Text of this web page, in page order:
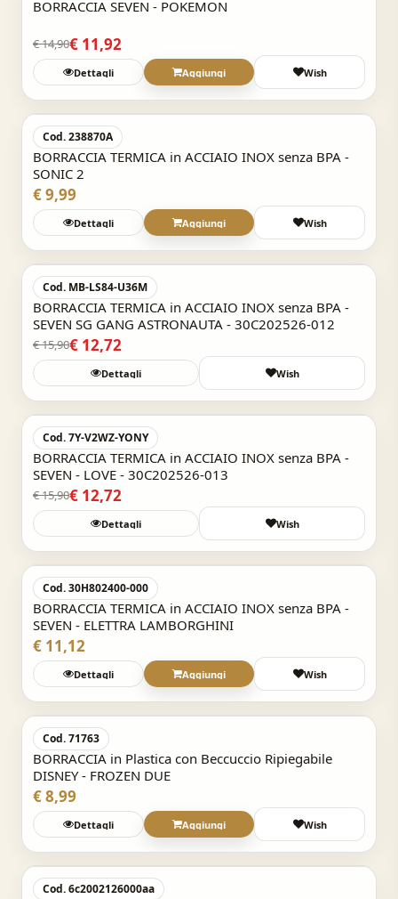
BORRACCIA SEVEN - POKEMON
€ 14,90€ 11,92
Dettagli Aggiungi Wish
Acquisto Veloce
Cod. 238870A
BORRACCIA TERMICA in ACCIAIO INOX senza BPA -
SONIC 2
€ 9,99
Dettagli Aggiungi Wish
Acquisto Veloce
Cod. MB-LS84-U36M
BORRACCIA TERMICA in ACCIAIO INOX senza BPA -
SEVEN SG GANG ASTRONAUTA - 30C202526-012
€ 15,90€ 12,72
Dettagli Wish
Acquisto Veloce
Cod. 7Y-V2WZ-YONY
BORRACCIA TERMICA in ACCIAIO INOX senza BPA -
SEVEN - LOVE - 30C202526-013
€ 15,90€ 12,72
Dettagli Wish
Acquisto Veloce
Cod. 30H802400-000
BORRACCIA TERMICA in ACCIAIO INOX senza BPA -
SEVEN - ELETTRA LAMBORGHINI
€ 11,12
Dettagli Aggiungi Wish
Acquisto Veloce
Cod. 71763
BORRACCIA in Plastica con Beccuccio Ripiegabile
DISNEY - FROZEN DUE
€ 8,99
Dettagli Aggiungi Wish
Acquisto Veloce
Cod. 6c2002126000aa